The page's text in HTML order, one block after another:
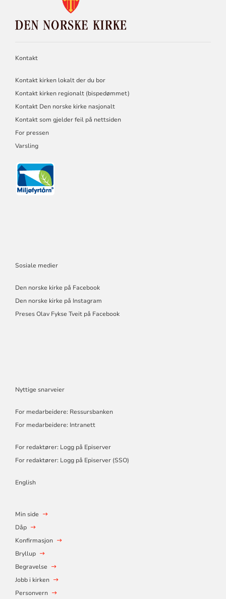
NORSKE
Kontakt
Kontakt kirken lokalt der du bor
Kontakt kirken regionalt (bispedømmet)
Kontakt Den norske kirke nasjonalt
Kontakt som gjelder feil på nettsiden
For pressen
Varsling
Sosiale medier
Den norske kirke på Facebook
Den norske kirke på Instagram
Preses Olav Fykse Tveit på Facebook
Nyttige snarveier
For medarbeidere: Ressursbanken
For medarbeidere: Intranett
For redaktører: Logg på Episerver
For redaktører: Logg på Episerver (SSO)
English
Min side
Dåp
Konfirmasjon
Bryllup
Begravelse
Jobb i kirken
Personvern